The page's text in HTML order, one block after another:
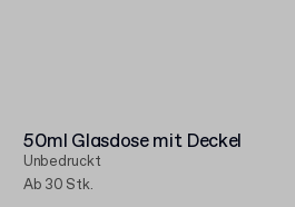
50ml Glasdose mit Deckel
Unbedruckt
Ab 30 Stk.